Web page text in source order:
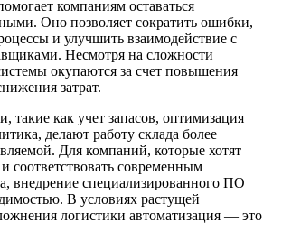
компаниям оставаться
Оно позволяет сократить ошибки,
и улучшить взаимодействие с
Несмотря на сложности
окупаются за счет повышения
затрат.
такие как учет запасов, оптимизация
делают работу склада более
Для компаний, которые хотят
соответствовать современным
внедрение специализированного ПО
В условиях растущей
логистики автоматизация — это